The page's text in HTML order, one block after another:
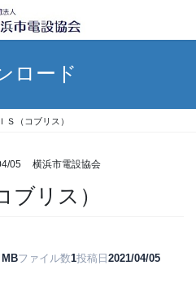
ロード
Ｓ（コブリス）
05 横浜市電設協会
ブリス）
ファイル数1投稿日 2021/04/05